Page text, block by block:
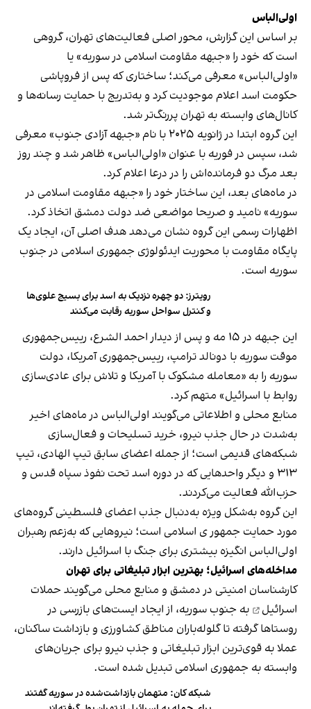
اولی‌الباس
بر اساس این گزارش، محور اصلی فعالیت‌های تهران، گروهی
است که خود را «جبهه مقاومت اسلامی در سوریه» یا
«اولی‌الباس» معرفی می‌کند؛ ساختاری که پس از فروپاشی
حکومت اسد اعلام موجودیت کرد و به‌تدریج با حمایت رسانه‌ها و
کانال‌های وابسته به تهران پررنگ‌تر شد.
این گروه ابتدا در ژانویه ۲۰۲۵ با نام «جبهه آزادی جنوب» معرفی
شد، سپس در فوریه با عنوان «اولی‌الباس» ظاهر شد و چند روز
بعد مرگ دو فرمانده‌اش را در درعا اعلام کرد.
در ماه‌های بعد، این ساختار خود را «جبهه مقاومت اسلامی در
سوریه» نامید و صریحا مواضعی ضد دولت دمشق اتخاذ کرد.
اظهارات رسمی این گروه نشان می‌دهد هدف اصلی آن، ایجاد یک
پایگاه مقاومت با محوریت ایدئولوژی جمهوری اسلامی در جنوب
سوریه است.
رویترز: دو چهره نزدیک به اسد برای بسیج علوی‌ها
و کنترل سواحل سوریه رقابت می‌کنند
این جبهه در ۱۵ مه و پس از دیدار احمد الشرع، رییس‌جمهوری
موقت سوریه با دونالد ترامپ، رییس‌جمهوری آمریکا، دولت
سوریه را به «معامله مشکوک با آمریکا و تلاش برای عادی‌سازی
روابط با اسرائیل» متهم کرد.
منابع محلی و اطلاعاتی می‌گویند اولی‌الباس در ماه‌های اخیر
به‌شدت در حال جذب نیرو، خرید تسلیحات و فعال‌سازی
شبکه‌های قدیمی است؛ از جمله اعضای سابق تیپ الهادی، تیپ
۳۱۳ و دیگر واحدهایی که در دوره اسد تحت نفوذ سپاه قدس و
حزب‌الله فعالیت می‌کردند.
این گروه به‌شکل ویژه به‌دنبال جذب اعضای فلسطینی گروه‌های
مورد حمایت جمهور ی اسلامی است؛ نیروهایی که به‌زعم رهبران
اولی‌الباس انگیزه بیشتری برای جنگ با اسرائیل دارند.
مداخله‌های اسرائیل؛ بهترین ابزار تبلیغاتی برای تهران
کارشناسان امنیتی در دمشق و منابع محلی می‌گویندحملات
اسرائیل
به جنوب سوریه، از ایجاد ایست‌های بازرسی در
روستاها گرفته تا گلوله‌باران مناطق کشاورزی و بازداشت ساکنان،
عملا به قوی‌ترین ابزار تبلیغاتی و جذب نیرو برای جریان‌های
وابسته به جمهوری اسلامی تبدیل شده است.
شبکه کان: متهمان بازداشت‌شده در سوریه گفتند